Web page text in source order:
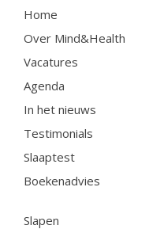
Home
Over Mind&Health
Vacatures
Agenda
In het nieuws
Testimonials
Slaaptest
Boekenadvies
Slapen